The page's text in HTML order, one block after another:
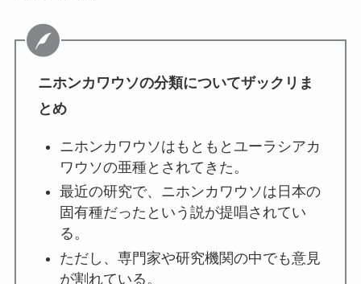
ニホンカワウソの分類についてザックリま
とめ
ニホンカワウソはもともとユーラシアカ
ワウソの亜種とされてきた。
最近の研究で、ニホンカワウソは日本の
固有種だったという説が提唱されてい
る。
ただし、専門家や研究機関の中でも意見
が割れている。